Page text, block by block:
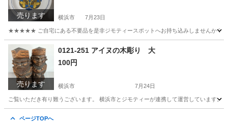
売ります 横浜市 7月23日
★★★★★ ご自宅にある不要品を是非ジモティースポットへお持ち込みしませんか？
神奈川 横浜市 大皿
売ります
0121-251 アイヌの木彫り 大
100円
横浜市 7月24日
ご覧いただき有り難うございます。 横浜市とジモティーが連携して運営しています
ページTOPへ